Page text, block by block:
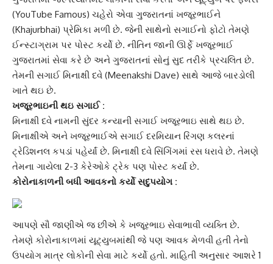
(YouTube Famous) ચહેરો એવા ગુજરાતનાં ખજૂરભાઈને
(Khajurbhai) પ્રેમિકા મળી છે. જેની સાથેનો સગાઈનો ફોટો તેમણે
ઈન્સ્ટાગ્રામ પર પોસ્ટ કર્યો છે. નીતિન જાની ઊર્ફે ખજૂરભાઈ
ગુજરાતમાં સેવા કરે છે અને ગુજરાતનાં સોનું સુદ તરીકે પ્રચલિત છે.
તેમની સગાઈ મિનાક્ષી દવે (Meenakshi Dave) સાથે આજે બારડોલી
ખાતે થઇ છે.
ખજૂરભાઇની થઇ સગાઈ :
મિનાક્ષી દવે નામની સુંદર કન્યાની સગાઈ ખજૂરભાઇ સાથે થઇ છે.
મિનાક્ષીએ અને ખજૂરભાઈએ સગાઈ દરમિયાન રિંગણ કલરનાં
ટ્રેડિશનલ કપડાં પહેર્યાં છે. મિનાક્ષી દવે સિંગિંગમાં રસ ધરાવે છે. તેમણે
તેમના ગાયેલા 2-3 કેરેઓકે ટ્રેક પણ પોસ્ટ કર્યાં છે.
કોરોનાકાળની બધી આવકનો કર્યો સદુપયોગ :
આપણે સૌ જાણીએ જ છીએ કે ખજૂરભાઇ સેવાભાવી વ્યક્તિ છે.
તેમણે કોરોનાકાળમાં યૂટ્યુબમાંથી જે પણ આવક મેળવી હતી તેનો
ઉપયોગ માત્ર લોકોની સેવા માટે કર્યો હતો. માહિતી અનુસાર આશરે 1